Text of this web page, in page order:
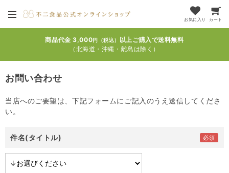
お気に入り カート
商品代金 3,000円（税込）
以上ご購入で送料無料
（北海道・沖縄・離島は除く）
お問い合わせ
当店へのご要望は、下記フォームにご記入のうえ送信してくださ
い。
件名(タイトル)